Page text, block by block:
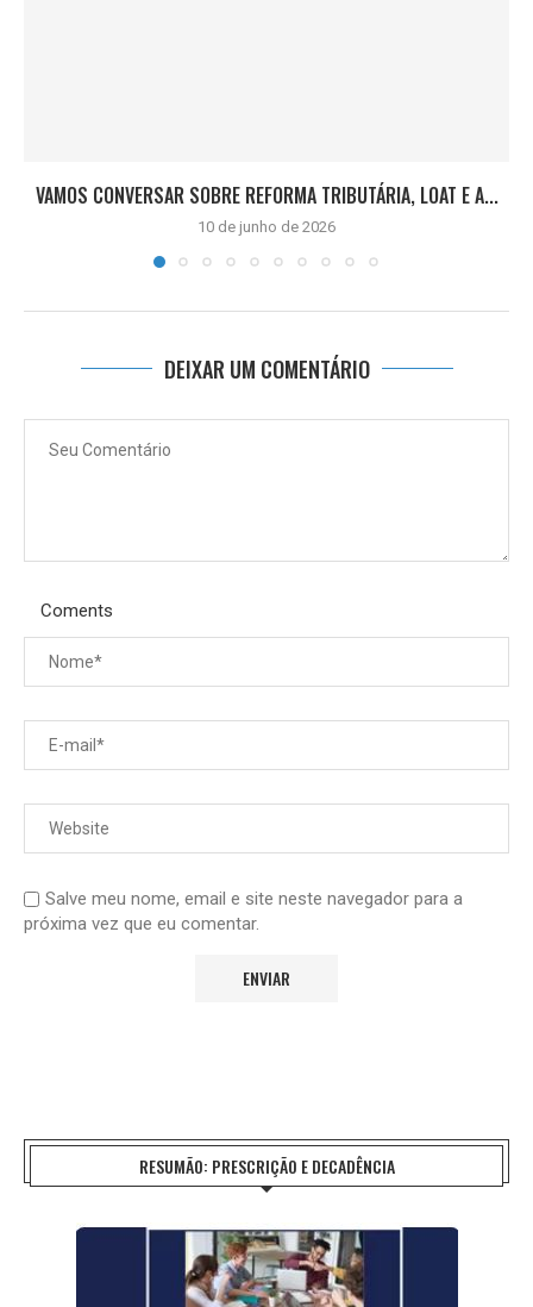
VAMOS CONVERSAR SOBRE REFORMA TRIBUTÁRIA, LOAT E A...
10 de junho de 2026
DEIXAR UM COMENTÁRIO
Coments
Salve meu nome, email e site neste navegador para a
próxima vez que eu comentar.
RESUMÃO: PRESCRIÇÃO E DECADÊNCIA